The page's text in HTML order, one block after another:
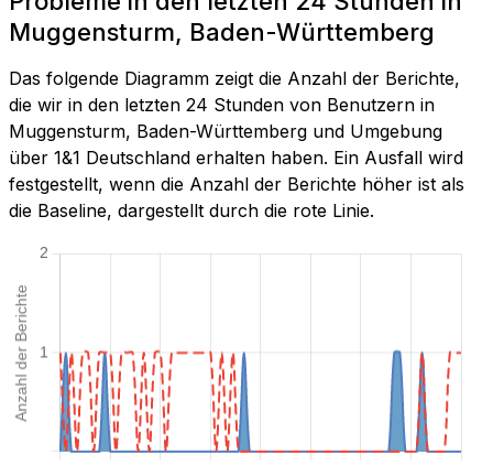
Muggensturm, Baden-Württemberg
Das folgende Diagramm zeigt die Anzahl der Berichte,
die wir in den letzten 24 Stunden von Benutzern in
Muggensturm, Baden-Württemberg und Umgebung
über 1&1 Deutschland erhalten haben. Ein Ausfall wird
festgestellt, wenn die Anzahl der Berichte höher ist als
die Baseline, dargestellt durch die rote Linie.